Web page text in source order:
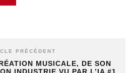
PRÉCÉDENT
MUSICALE, DE SON